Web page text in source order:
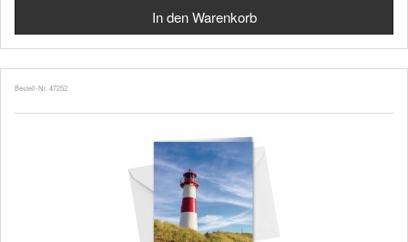
Bestell-Nr. 47252